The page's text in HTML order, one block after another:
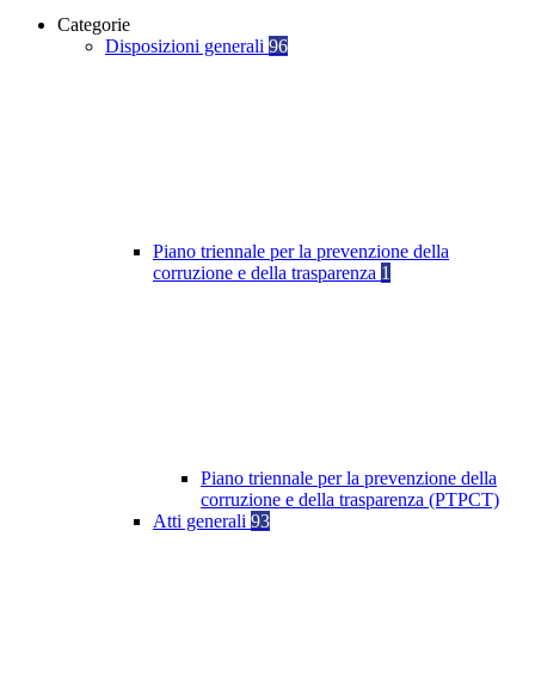
Categorie
Disposizioni generali 96
Piano triennale per la prevenzione della
corruzione e della trasparenza 1
Piano triennale per la prevenzione della
corruzione e della trasparenza (PTPCT)
Atti generali 93